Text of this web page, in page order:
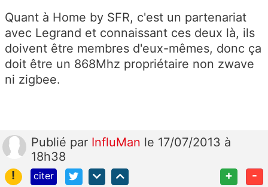
Quant à Home by SFR, c'est un partenariat
avec Legrand et connaissant ces deux là, ils
doivent être membres d'eux-mêmes, donc ça
doit être un 868Mhz propriétaire non zwave
ni zigbee.
Publié par InfluMan le 17/07/2013 à
18h38
!
citer + -